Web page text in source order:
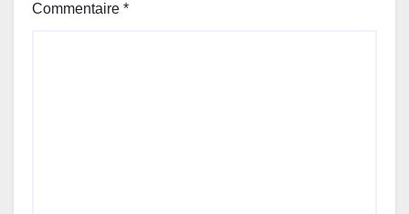
Commentaire *